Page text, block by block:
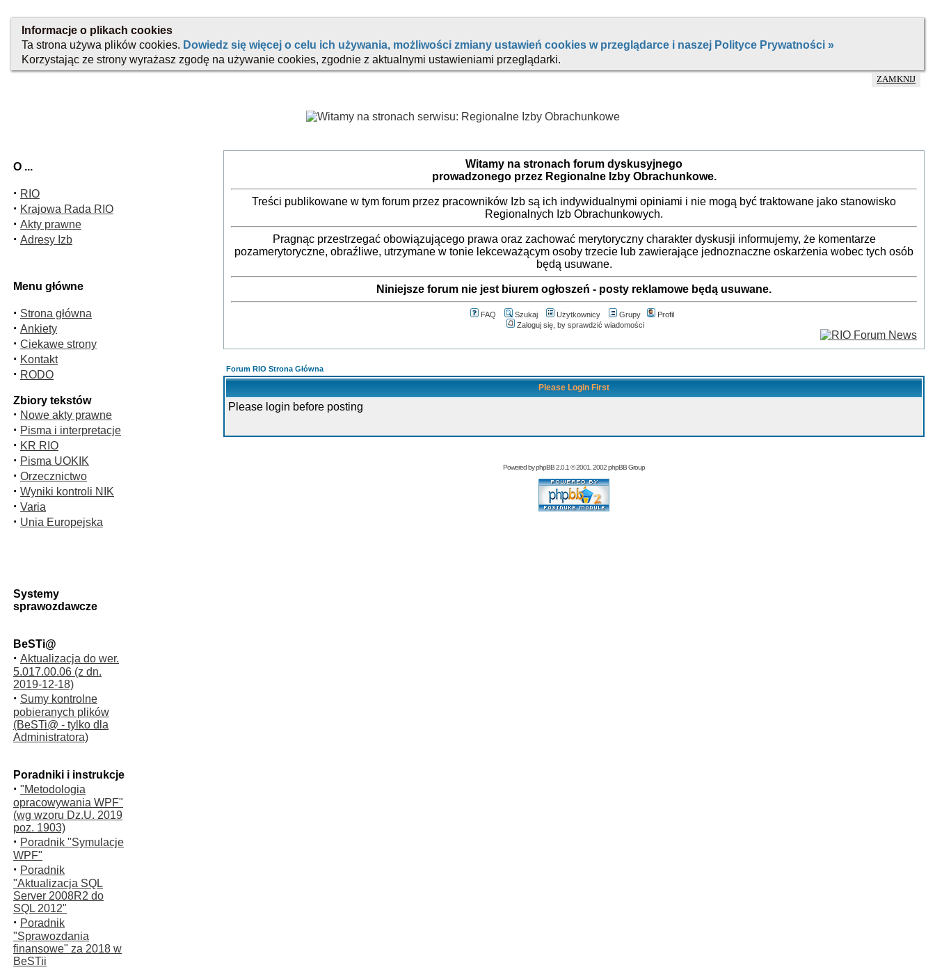
ZAMKNIJ
O ...
· RIO
· Krajowa Rada RIO
· Akty prawne
· Adresy Izb
Menu główne
· Strona główna
· Ankiety
· Ciekawe strony
· Kontakt
· RODO
Zbiory tekstów
· Nowe akty prawne
· Pisma i interpretacje
· KR RIO
· Pisma UOKIK
· Orzecznictwo
· Wyniki kontroli NIK
· Varia
· Unia Europejska
Systemy
sprawozdawcze
BeSTi@
· Aktualizacja do wer.
5.017.00.06 (z dn.
2019-12-18)
· Sumy kontrolne
pobieranych plików
(BeSTi@ - tylko dla
Administratora)
Poradniki i instrukcje
· "Metodologia
opracowywania WPF"
(wg wzoru Dz.U. 2019
poz. 1903)
· Poradnik "Symulacje
WPF"
· Poradnik
"Aktualizacja SQL
Server 2008R2 do
SQL 2012"
· Poradnik
"Sprawozdania
finansowe" za 2018 w
BeSTii
Witamy na stronach forum dyskusyjnego
prowadzonego przez Regionalne Izby Obrachunkowe.
Treści publikowane w tym forum przez pracowników Izb są ich indywidualnymi opiniami i nie mogą być traktowane jako stanowisko
Regionalnych Izb Obrachunkowych.
Pragnąc przestrzegać obowiązującego prawa oraz zachować merytoryczny charakter dyskusji informujemy, że komentarze
pozamerytoryczne, obraźliwe, utrzymane w tonie lekceważącym osoby trzecie lub zawierające jednoznaczne oskarżenia wobec tych osób
będą usuwane.
Niniejsze forum nie jest biurem ogłoszeń - posty reklamowe będą usuwane.
FAQ Szukaj Użytkownicy Grupy
Profil
Zaloguj się, by sprawdzić wiadomości
Forum RIO Strona Główna
Please Login First
Please login before posting
Powered byphpBB2.0.1 © 2001, 2002 phpBB Group